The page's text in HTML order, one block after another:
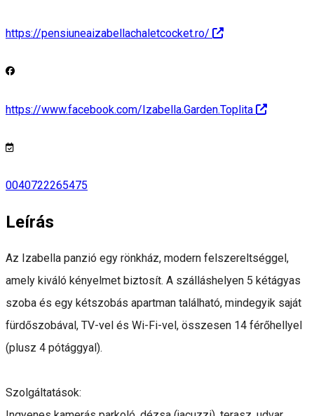
https://pensiuneaizabellachaletcocket.ro/
https://www.facebook.com/Izabella.Garden.Toplita
0040722265475
Leírás
Az Izabella panzió egy rönkház, modern felszereltséggel,
amely kiváló kényelmet biztosít. A szálláshelyen 5 kétágyas
szoba és egy kétszobás apartman található, mindegyik saját
fürdőszobával, TV-vel és Wi-Fi-vel, összesen 14 férőhellyel
(plusz 4 pótággyal).
Szolgáltatások: